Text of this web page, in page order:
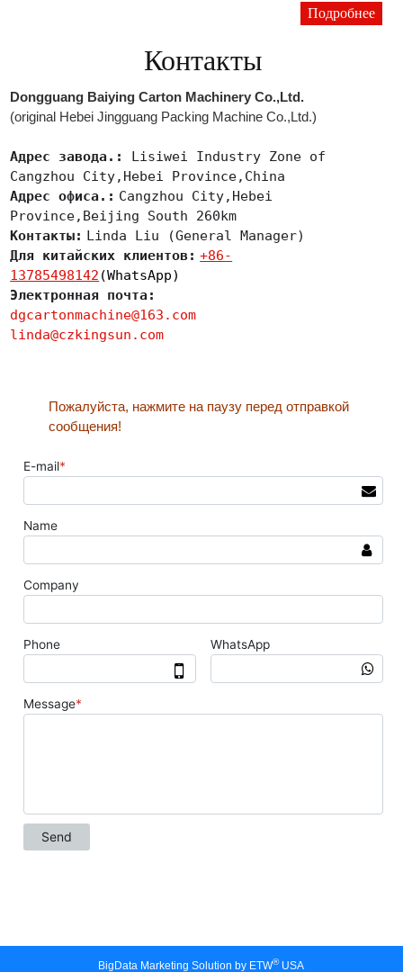
Подробнее
Контакты
Dongguang Baiying Carton Machinery Co.,Ltd.
(original Hebei Jingguang Packing Machine Co.,Ltd.)
Адрес завода.:
Lisiwei Industry Zone of
Cangzhou City,Hebei Province,China
Адрес офиса.: Cangzhou City,Hebei
Province,Beijing South 260km
Контакты: Linda Liu (General Manager)
Для китайских клиентов: +86-
13785498142 (WhatsApp)
Электронная почта:
dgcartonmachine@163.com
linda@czkingsun.com
Пожалуйста, нажмите на паузу перед отправкой
сообщения!
BigData Marketing Solution by ETW®USA